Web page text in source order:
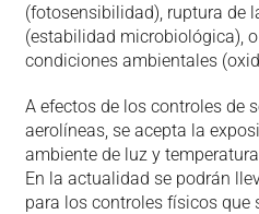
(fotosensibilidad), ruptura de
(estabilidad microbiológica),
condiciones ambientales
A efectos de los controles de
aerolíneas, se acepta la
ambiente de luz y
En la actualidad se podrán
para los controles físicos que